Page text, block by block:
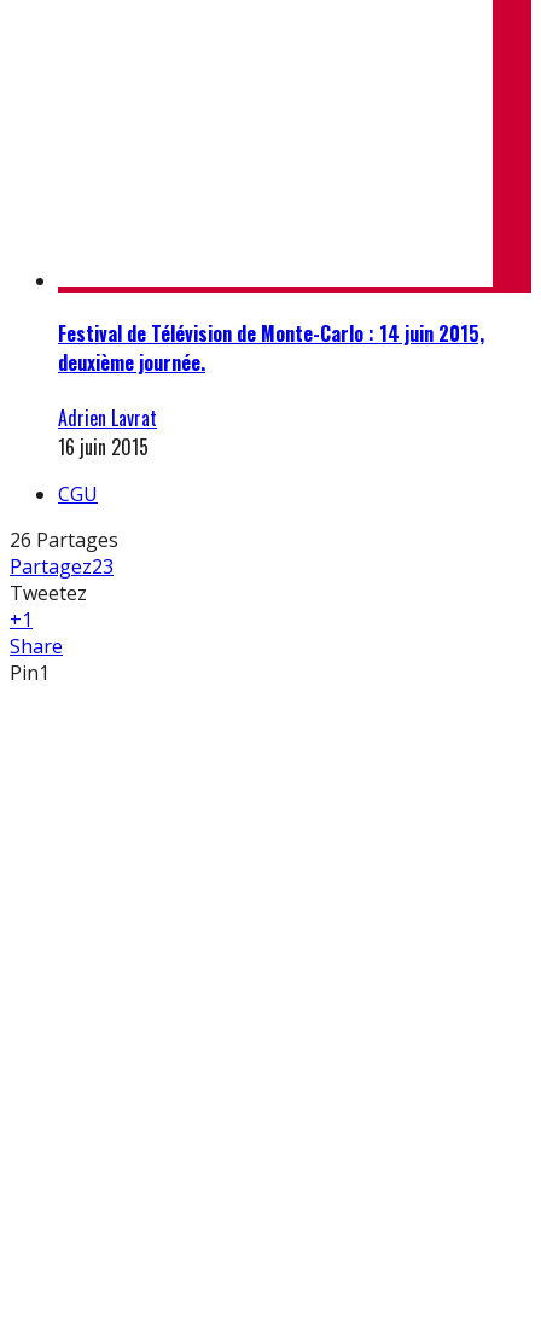
Festival de Télévision de Monte-Carlo : 14 juin 2015,
deuxième journée.
Adrien Lavrat
16 juin 2015
CGU
26 Partages
Partagez23
Tweetez
+1
Share
Pin1